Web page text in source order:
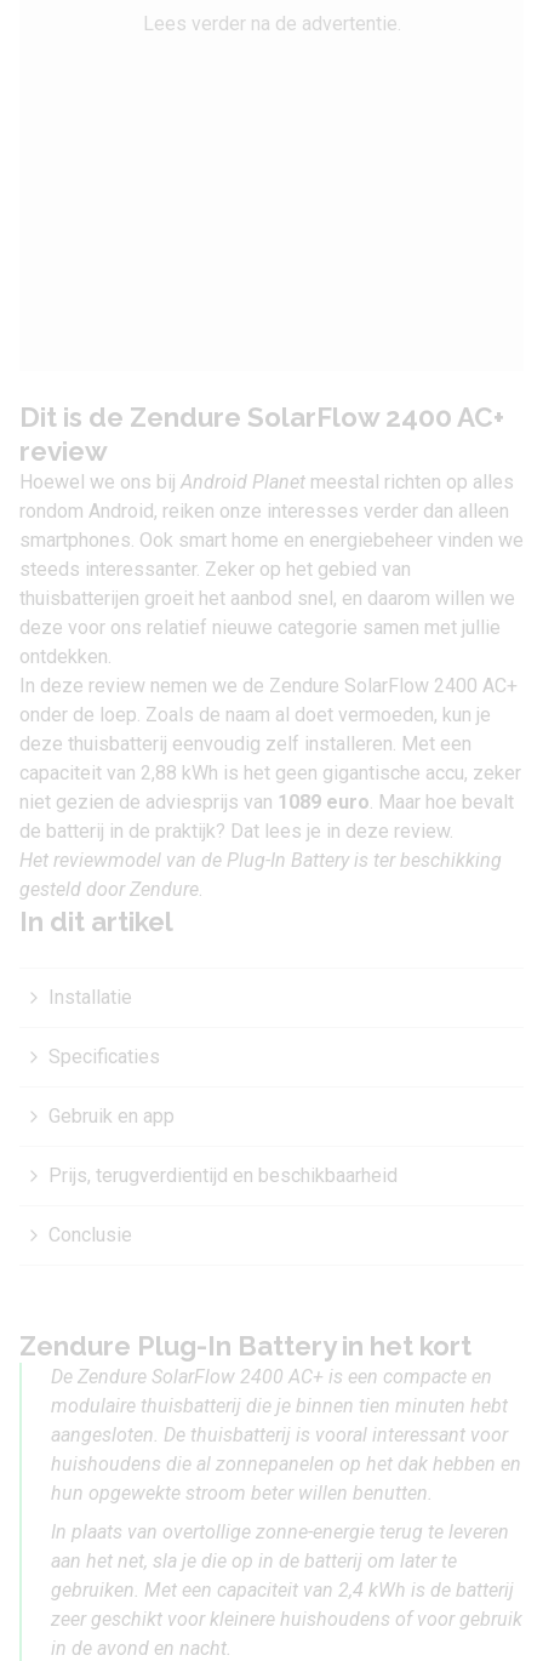
Lees verder na de advertentie.
Dit is de Zendure SolarFlow 2400 AC+
review
Hoewel we ons bij Android Planet meestal richten op alles
rondom Android, reiken onze interesses verder dan alleen
smartphones. Ook smart home en energiebeheer vinden we
steeds interessanter. Zeker op het gebied van
thuisbatterijen groeit het aanbod snel, en daarom willen we
deze voor ons relatief nieuwe categorie samen met jullie
ontdekken.
In deze review nemen we de Zendure SolarFlow 2400 AC+
onder de loep. Zoals de naam al doet vermoeden, kun je
deze thuisbatterij eenvoudig zelf installeren. Met een
capaciteit van 2,88 kWh is het geen gigantische accu, zeker
niet gezien de adviesprijs van 1089 euro. Maar hoe bevalt
de batterij in de praktijk? Dat lees je in deze review.
Het reviewmodel van de Plug-In Battery is ter beschikking
gesteld doorZendure.
In dit artikel
Installatie
Specificaties
Gebruik en app
Prijs, terugverdientijd en beschikbaarheid
Conclusie
Zendure Plug-In Battery in het kort
De Zendure SolarFlow 2400 AC+ is een compacte en
modulaire thuisbatterij die je binnen tien minuten hebt
aangesloten. De thuisbatterij is vooral interessant voor
huishoudens die al zonnepanelen op het dak hebben en
hun opgewekte stroom beter willen benutten.
In plaats van overtollige zonne-energie terug te leveren
aan het net, sla je die op in de batterij om later te
gebruiken. Met een capaciteit van 2,4 kWh is de batterij
zeer geschikt voor kleinere huishoudens of voor gebruik
in de avond en nacht.